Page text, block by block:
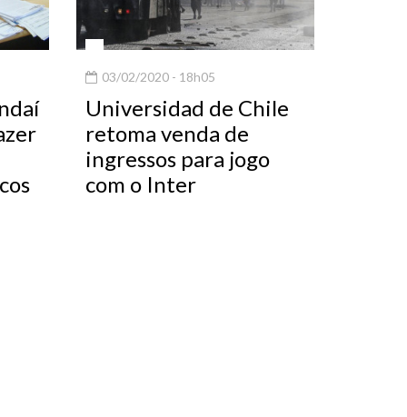
03/02/2020 - 18h05
Universidad de Chile
retoma venda de
ingressos para jogo
com o Inter